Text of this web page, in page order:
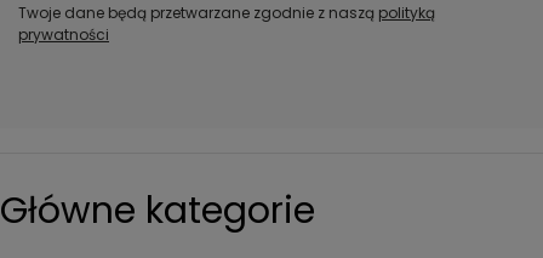
Twoje dane będą przetwarzane zgodnie z naszą polityką
prywatności
Główne kategorie